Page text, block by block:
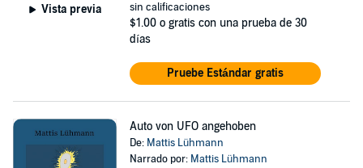
Vista previa
sin calificaciones
$1.00 o gratis con una prueba de 30
días
Pruebe Estándar gratis
Auto von UFO angehoben
De: Mattis Lühmann
Narrado por: Mattis Lühmann